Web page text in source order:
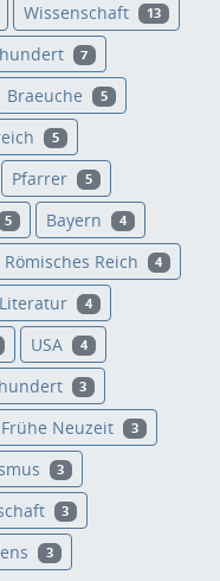
Wissenschaft 13
7
Braeuche 5
5
Pfarrer 5
5 Bayern 4
Reich 4
Literatur 4
USA 4
3
Frühe Neuzeit 3
3
3
3